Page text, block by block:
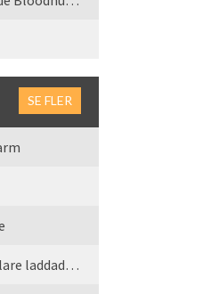
SE FLER
Google släpper ny Home-högtalare laddad med Gemini